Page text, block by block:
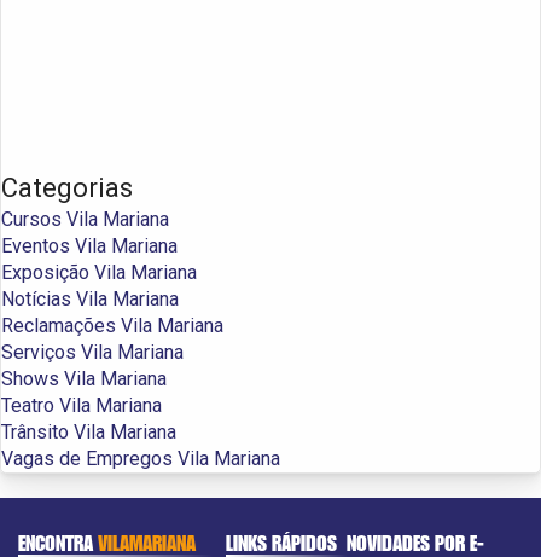
Categorias
Cursos Vila Mariana
Eventos Vila Mariana
Exposição Vila Mariana
Notícias Vila Mariana
Reclamações Vila Mariana
Serviços Vila Mariana
Shows Vila Mariana
Teatro Vila Mariana
Trânsito Vila Mariana
Vagas de Empregos Vila Mariana
ENCONTRAVILAMARIANA LINKS RÁPIDOS NOVIDADES POR E-